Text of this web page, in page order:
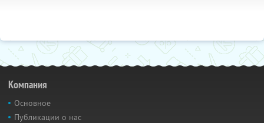
Компания
Основное
Публикации о нас